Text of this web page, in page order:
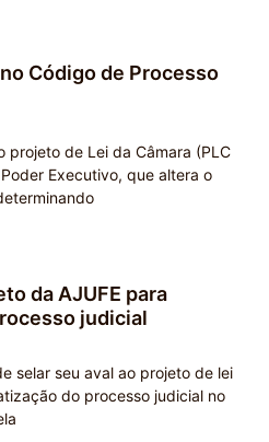
Código de Processo
projeto de Lei da Câmara (PLC
Executivo, que altera o
da AJUFE para
judicial
selar seu aval ao projeto de lei
do processo judicial no